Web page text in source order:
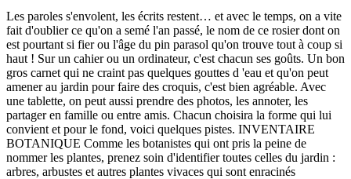
Les paroles s'envolent, les écrits restent… et avec le temps, on a vite
fait d'oublier ce qu'on a semé l'an passé, le nom de ce rosier dont on
est pourtant si fier ou l'âge du pin parasol qu'on trouve tout à coup si
haut ! Sur un cahier ou un ordinateur, c'est chacun ses goûts. Un bon
gros carnet qui ne craint pas quelques gouttes d 'eau et qu'on peut
amener au jardin pour faire des croquis, c'est bien agréable. Avec
une tablette, on peut aussi prendre des photos, les annoter, les
partager en famille ou entre amis. Chacun choisira la forme qui lui
convient et pour le fond, voici quelques pistes. INVENTAIRE
BOTANIQUE Comme les botanistes qui ont pris la peine de
nommer les plantes, prenez soin d'identifier toutes celles du jardin :
arbres, arbustes et autres plantes vivaces qui sont enracinés